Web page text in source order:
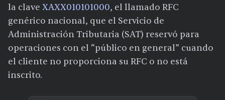
la clave XAXX010101000, el llamado RFC
genérico nacional, que el Servicio de
Administración Tributaria (SAT) reservó para
operaciones con el “público en general” cuando
el cliente no proporciona su RFC o no está
inscrito.